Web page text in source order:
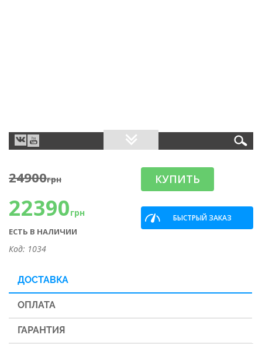
24900грн
22390грн
ЕСТЬ В НАЛИЧИИ
Код: 1034
КУПИТЬ
БЫСТРЫЙ ЗАКАЗ
ДОСТАВКА
ОПЛАТА
ГАРАНТИЯ